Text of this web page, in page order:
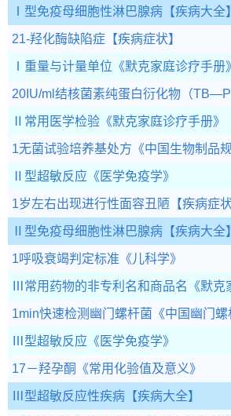
Ⅰ型免疫母细胞性淋巴腺病 【疾病大全】
21-羟化酶缺陷症 【疾病症状】
Ⅰ重量与计量单位 《默克家庭诊疗手册》
20IU/ml结核菌素纯蛋白衍化物（
Ⅱ常用医学检验 《默克家庭诊疗手册》
1无菌试验培养基处方 《中国生物制品
Ⅱ型超敏反应 《医学免疫学》
1岁左右出现进行性面容丑陋 【疾病症状
Ⅱ型免疫母细胞性淋巴腺病 【疾病大全】
1呼吸衰竭判定标准 《儿科学》
Ⅲ常用药物的非专利名和商品名 《默克
1min快速检测幽门螺杆菌 《中国幽门螺
Ⅲ型超敏反应 《医学免疫学》
17－羟孕酮 《常用化验值及意义》
Ⅲ型超敏反应性疾病 【疾病大全】